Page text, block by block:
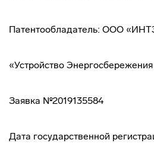
Патентообладатель: ООО
«Устройство
Заявка №2019135584
Дата государственной